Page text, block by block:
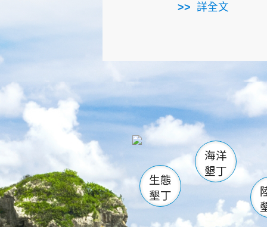
詳全文
龜山 海生館
恆春
龍鑾潭自
瓊麻館
關山
白砂
生態
墾丁
海洋
墾丁